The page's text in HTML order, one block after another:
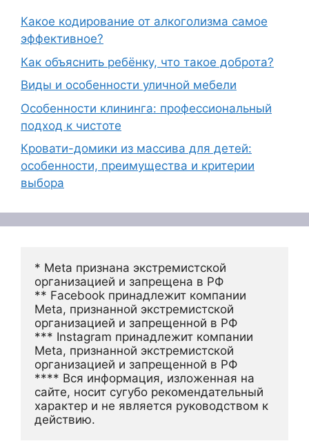
Какое кодирование от алкоголизма самое
эффективное?
Как объяснить ребёнку, что такое доброта?
Виды и особенности уличной мебели
Особенности клининга: профессиональный
подход к чистоте
Кровати-домики из массива для детей:
особенности, преимущества и критерии
выбора
* Meta признана экстремистской
организацией и запрещена в РФ
** Facebook принадлежит компании
Meta, признанной экстремистской
организацией и запрещенной в РФ
*** Instagram принадлежит компании
Meta, признанной экстремистской
организацией и запрещенной в РФ
**** Вся информация, изложенная на
сайте, носит сугубо рекомендательный
характер и не является руководством к
действию.